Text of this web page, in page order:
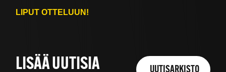
LIPUT OTTELUUN!
LISÄÄ UUTISIA UUTISARKISTO